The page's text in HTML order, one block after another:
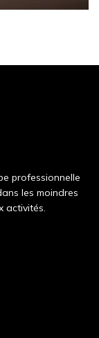
professionnelle
les moindres
activités.